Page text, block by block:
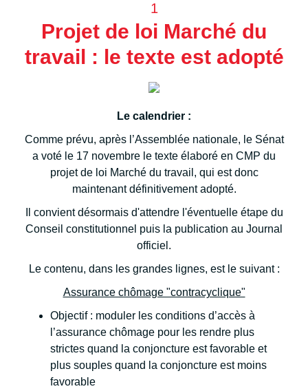
1
Projet de loi Marché du
travail : le texte est adopté
Le calendrier :
Comme prévu, après l’Assemblée nationale, le Sénat
a voté le 17 novembre le texte élaboré en CMP du
projet de loi Marché du travail, qui est donc
maintenant définitivement adopté.
Il convient désormais d'attendre l'éventuelle étape du
Conseil constitutionnel puis la publication au Journal
officiel.
Le contenu, dans les grandes lignes, est le suivant :
Assurance chômage "contracyclique"
Objectif : moduler les conditions d’accès à
l’assurance chômage pour les rendre plus
strictes quand la conjoncture est favorable et
plus souples quand la conjoncture est moins
favorable